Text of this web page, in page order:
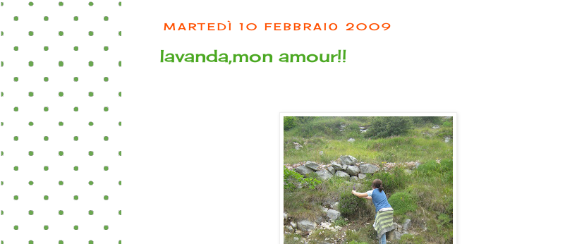
MARTEDÌ 10 FEBBRAIO 2009
lavanda,mon amour!!